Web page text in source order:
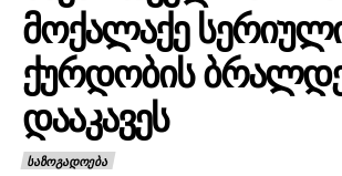
ᲛᲝᲥᲐᲚᲐᲥᲔ
ᲥᲣᲠᲓᲝᲑᲘᲡ
ᲓᲐᲐᲙᲐᲕᲔᲡ
ᲡᲐᲖᲝᲒᲐᲓᲝᲔᲑᲐ